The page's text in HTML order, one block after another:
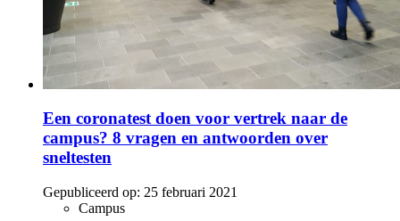
Een coronatest doen voor vertrek naar de
campus? 8 vragen en antwoorden over
sneltesten
Gepubliceerd op: 25 februari 2021
Campus